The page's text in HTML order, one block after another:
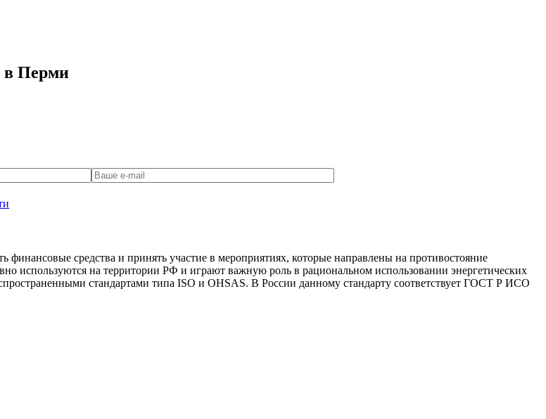
в Перми
финансовые средства и принять участие в мероприятиях, которые направлены на противостояние
используются на территории РФ и играют важную роль в рациональном использовании энергетических
стандартами типа ISO и OHSAS. В России данному стандарту соответствует ГОСТ Р ИСО